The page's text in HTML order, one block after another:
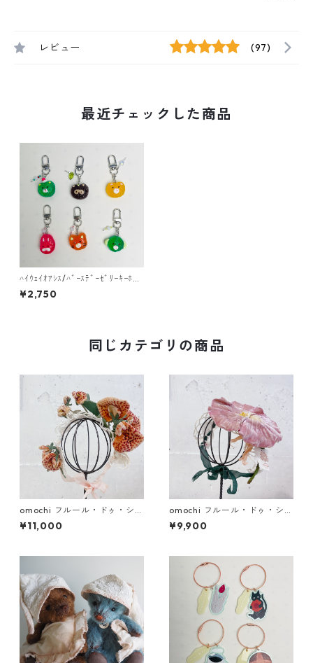
レビュー (97)
最近チェックした商品
ﾊｲｳｪｲｵｱｼｽ/ﾊﾞｰｽﾃﾞｰｾﾞﾘｰｷｰﾎﾙ
ﾀﾞｰ
¥2,750
同じカテゴリの商品
omochi フルール・ドゥ・シル
ク 蘭 (ドール用ヘッドドレス)
¥11,000
omochi フルール・ドゥ・シル
ク朝顔・菊 (ドール用ヘッドド
レス)
¥9,900